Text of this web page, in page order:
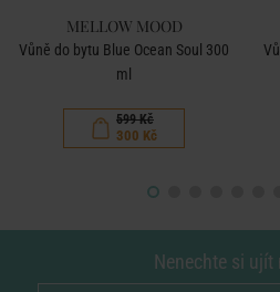
MELLOW MOOD
Vůně do bytu Blue Ocean Soul 300
ml
599 Kč
300 Kč
Nenechte si ujít